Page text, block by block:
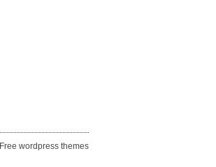
Free wordpress themes